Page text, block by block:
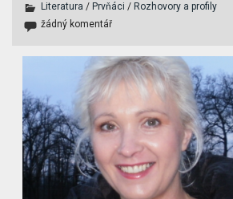
Literatura / Prvňáci / Rozhovory a profily
žádný komentář